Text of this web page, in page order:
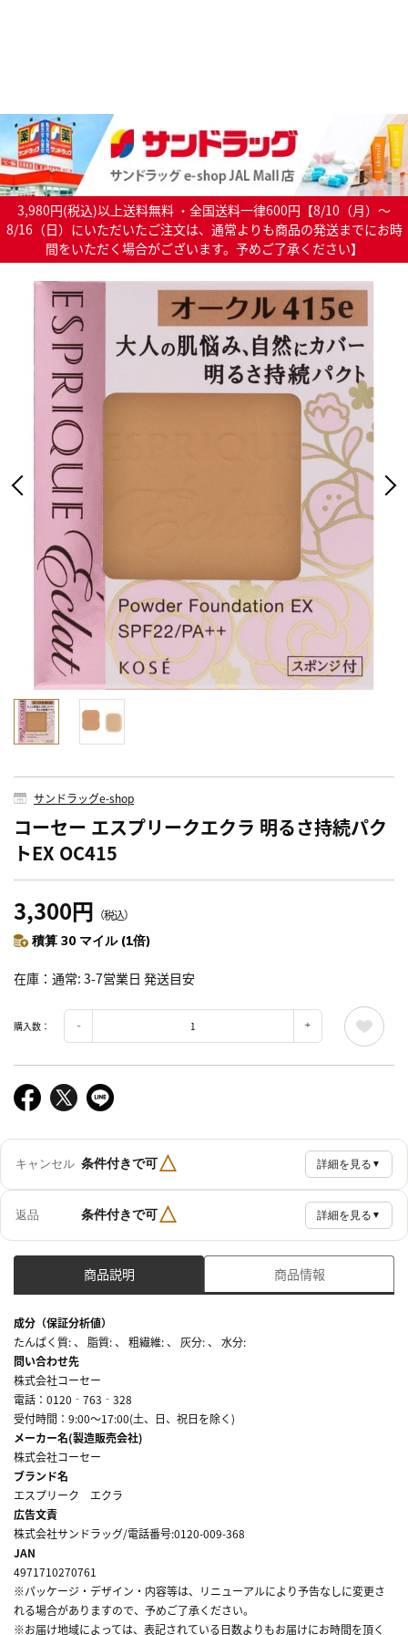
3,980円(税込)以上送料無料 ・全国送料一律600円【8/10（月）～
8/16（日）にいただいたご注文は、通常よりも商品の発送までにお時
間をいただく場合がございます。予めご了承ください】
サンドラッグe-shop
コーセー エスプリークエクラ 明るさ持続パク
トEX OC415
3,300円 （税込）
積算 30 マイル (1倍)
在庫 通常: 3-7営業日 発送目安
購入数：
キャンセル 条件付きで可△ 詳細を見る ▼
返品 条件付きで可△ 詳細を見る ▼
商品説明 商品情報
成分（保証分析値）
たんぱく質: 、 脂質: 、 粗繊維: 、 灰分: 、 水分:
問い合わせ先
株式会社コーセー
電話：0120‐763‐328
受付時間：9:00～17:00(土、日、祝日を除く)
メーカー名(製造販売会社)
株式会社コーセー
ブランド名
エスプリーク エクラ
広告文責
株式会社サンドラッグ/電話番号:0120-009-368
JAN
4971710270761
※パッケージ・デザイン・内容等は、リニューアルにより予告なしに変更さ
れる場合がありますので、予めご了承ください。
※お届け地域によっては、表記されている日数よりもお届けにお時間を頂く